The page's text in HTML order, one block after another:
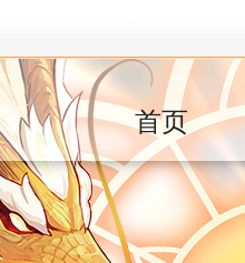
首页